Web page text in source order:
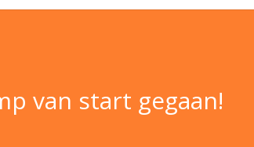
van start gegaan!